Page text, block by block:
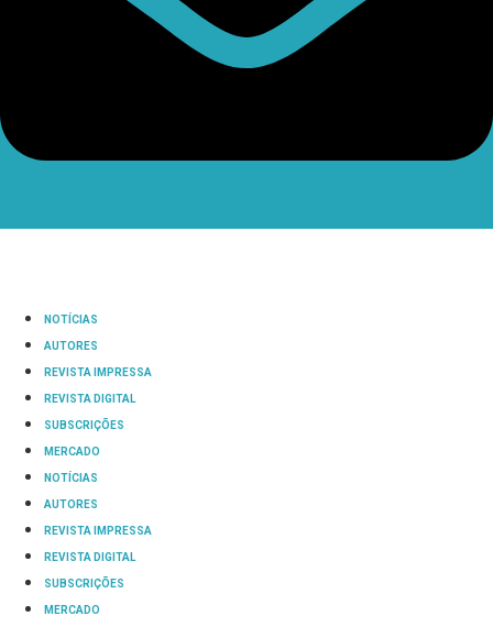
NOTÍCIAS
AUTORES
REVISTA IMPRESSA
REVISTA DIGITAL
SUBSCRIÇÕES
MERCADO
NOTÍCIAS
AUTORES
REVISTA IMPRESSA
REVISTA DIGITAL
SUBSCRIÇÕES
MERCADO